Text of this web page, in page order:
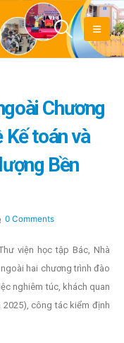
Chương
toán và
Bền
0 Comments
viện học tập Bác, Nhà
hai chương trình đào
nghiêm túc, khách quan
2025), công tác kiểm định